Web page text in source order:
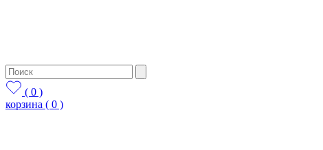
( 0 )
корзина ( 0 )